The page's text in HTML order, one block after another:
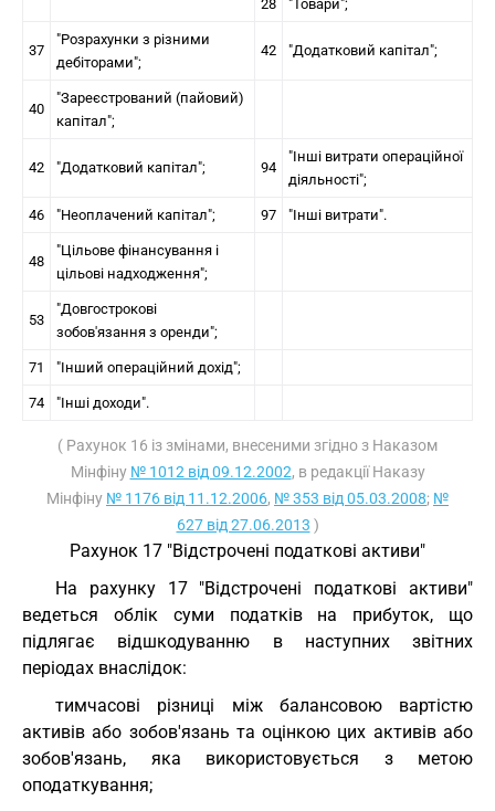
28 "Товари";
37
"Розрахунки з різними
дебіторами";
42 "Додатковий капітал";
40
"Зареєстрований (пайовий)
капітал";
42 "Додатковий капітал"; 94
"Інші витрати операційної
діяльності";
46 "Неоплачений капітал"; 97 "Інші витрати".
48
"Цільове фінансування і
цільові надходження";
53
"Довгострокові
зобов'язання з оренди";
71 "Інший операційний дохід";
74 "Інші доходи".
( Рахунок 16 із змінами, внесеними згідно з Наказом
Мінфіну № 1012 від 09.12.2002, в редакції Наказу
Мінфіну № 1176 від 11.12.2006, № 353 від 05.03.2008; №
627 від 27.06.2013 )
Рахунок 17 "Відстрочені податкові активи"
На рахунку 17 "Відстрочені податкові активи"
ведеться облік суми податків на прибуток, що
підлягає відшкодуванню в наступних звітних
періодах внаслідок:
тимчасові різниці між балансовою вартістю
активів або зобов'язань та оцінкою цих активів або
зобов'язань, яка використовується з метою
оподаткування;